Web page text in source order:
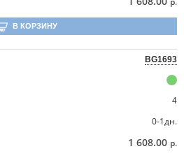
В КОРЗИНУ
BG1693
4
0-1дн.
1 608.00 р.